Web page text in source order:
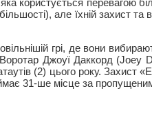
але їхній захист
грі, де вони
Джоуї Даккорд (Joey
(2) цього року. Захист
31-ше місце за